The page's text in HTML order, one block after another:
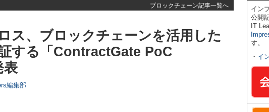
ブロックチェーン記事一覧へ
ス、ブロックチェーンを活用した
する「ContractGate PoC
表
編集部
イン
公開
IT
す。
・ イ